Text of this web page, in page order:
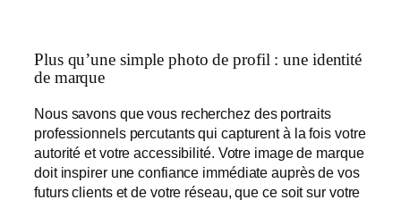
Plus qu’une simple photo de profil : une identité
de marque
Nous savons que vous recherchez des portraits
professionnels percutants qui capturent à la fois votre
autorité et votre accessibilité. Votre image de marque
doit inspirer une confiance immédiate auprès de vos
futurs clients et de votre réseau, que ce soit sur votre